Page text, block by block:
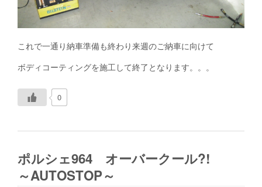
これで一通り納車準備も終わり来週のご納車に向けて
ボディコーティングを施工して終了となります。。。
0
ポルシェ964 オーバークール?!
～AUTOSTOP～